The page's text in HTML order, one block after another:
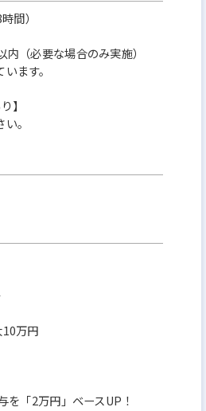
間）
（必要な場合のみ実施）
ます。
】
。
万円
「2万円」ベースUP！